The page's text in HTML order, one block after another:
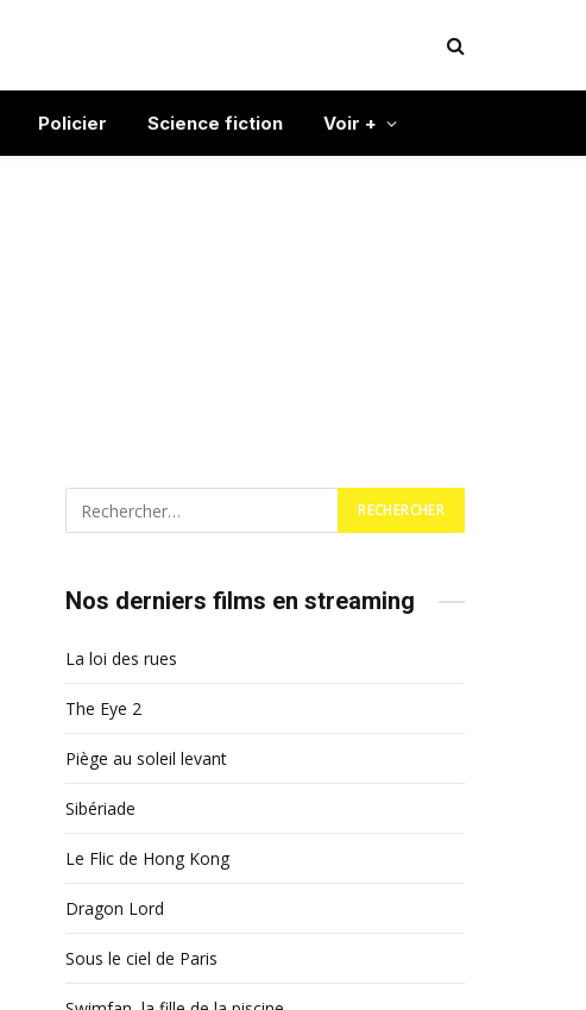
Policier Science fiction Voir +
Nos derniers films en streaming
La loi des rues
The Eye 2
Piège au soleil levant
Sibériade
Le Flic de Hong Kong
Dragon Lord
Sous le ciel de Paris